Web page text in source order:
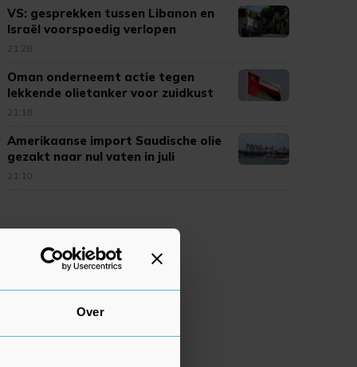
Over
VS: gesprekken tussen Libanon en
Israël voorspoedig verlopen
21:28
Oman onderneemt actie tegen
lekkende olietanker voor zuidkust
21:18
Amerikaanse import Saudische olie
gezakt naar nul vaten in juli
21:10